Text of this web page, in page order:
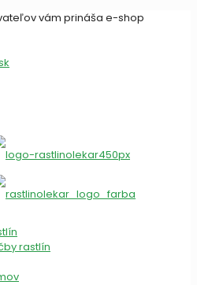
vám prináša e-shop
rastlín